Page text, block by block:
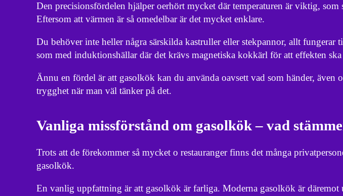
Den precisionsfördelen hjälper oerhört mycket där temperaturen är viktig, som
Eftersom att värmen är så omedelbar är det mycket enklare.
Du behöver inte heller några särskilda kastruller eller stekpannor, allt fungerar
som med induktionshällar där det krävs magnetiska kokkärl för att effekten
Ännu en fördel är att gasolkök kan du använda oavsett vad som händer, även
trygghet när man väl tänker på det.
Vanliga missförstånd om gasolkök – vad
Trots att de förekommer så mycket o restauranger finns det många
gasolkök.
En vanlig uppfattning är att gasolkök är farliga. Moderna gasolkök är däremot